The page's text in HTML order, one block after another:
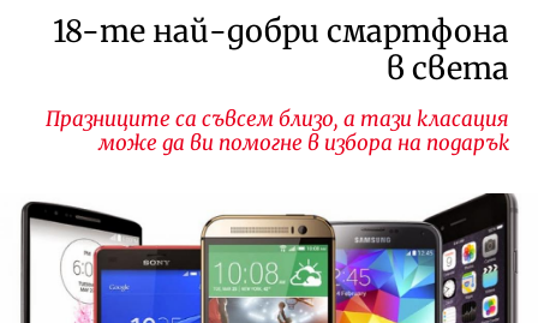
18-те най-добри смартфона
в света
Празниците са съвсем близо, а тази класация
може да ви помогне в избора на подарък